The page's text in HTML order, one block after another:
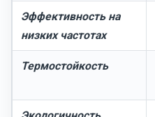
Эффективность на
низких частотах
Термостойкость